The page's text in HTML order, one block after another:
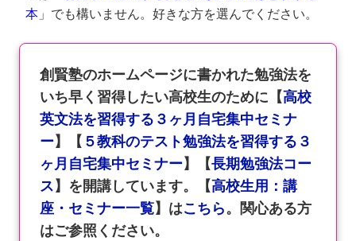
本 」でも構いません。好きな方を選んでください。
創賢塾のホームページに書かれた勉強法を
いち早く習得したい高校生のために【高校
英文法を習得する３ヶ月自宅集中セミナ
ー】【 ５教科のテスト勉強法を習得する３
ヶ月自宅集中セミナー】【長期勉強法コー
ス 】を開講しています。【高校生用：講
座・セミナー一覧】はこちら。関心ある方
はご参照ください。